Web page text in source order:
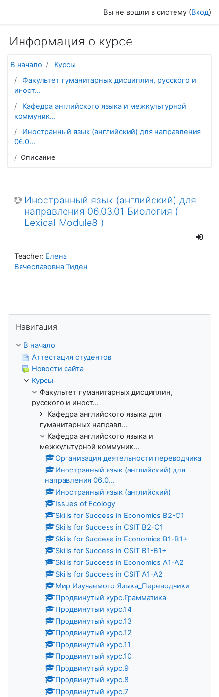
Вы не вошли в систему (Вход)
Информация о курсе
В начало
Курсы
Факультет гуманитарных дисциплин, русского и
иност...
Кафедра английского языка и межкультурной
коммуник...
Иностранный язык (английский) для направления
06.0...
Описание
Иностранный язык (английский) для
направления 06.03.01 Биология (
Lexical Module8 )
Teacher: Елена
Вячеславовна Тиден
Навигация
В начало
Аттестация студентов
Новости сайта
Курсы
Факультет гуманитарных дисциплин,
русского и иност...
Кафедра английского языка для
гуманитарных направл...
Кафедра английского языка и
межкультурной коммуник...
Организация деятельности переводчика
Иностранный язык (английский) для
направления 06.0...
Иностранный язык (английский)
Issues of Ecology
Skills for Success in Economics B2-C1
Skills for Success in CSIT B2-C1
Skills for Success in Economics B1-B1+
Skills for Success in CSIT B1-B1+
Skills for Success in Economics A1-A2
Skills for Success in CSIT A1-A2
Мир Изучаемого Языка_Переводчики
Продвинутый курс.Грамматика
Продвинутый курс.14
Продвинутый курс.13
Продвинутый курс.12
Продвинутый курс.11
Продвинутый курс.10
Продвинутый курс.9
Продвинутый курс.8
Продвинутый курс.7